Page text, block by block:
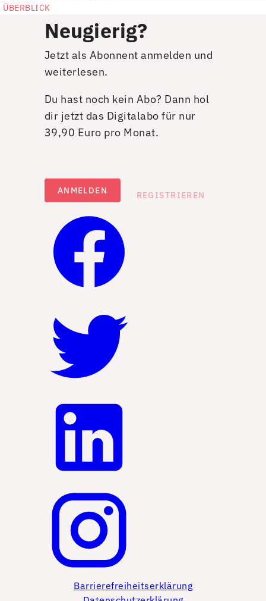
ÜBERBLICK
Neugierig?
Jetzt als Abonnent anmelden und
weiterlesen.
Du hast noch kein Abo? Dann hol
dir jetzt das Digitalabo für nur
39,90 Euro pro Monat.
ANMELDEN REGISTRIEREN
Barrierefreiheitserklärung